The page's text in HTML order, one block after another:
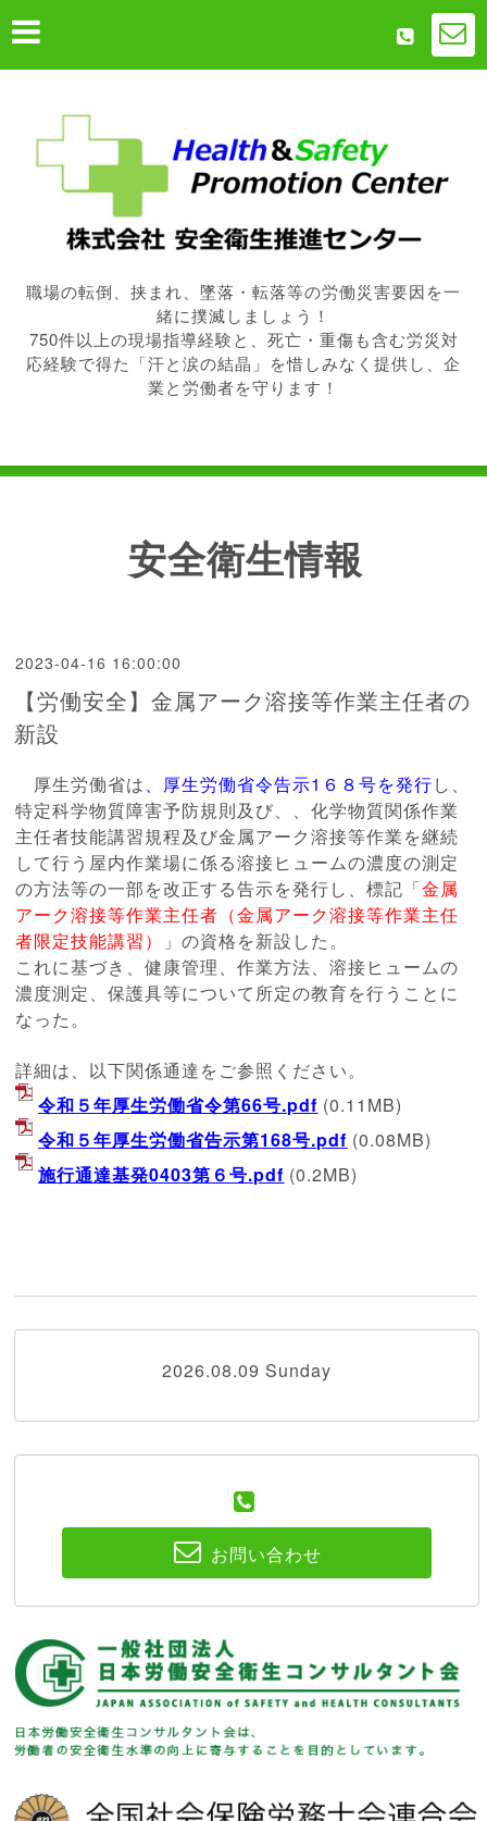
職場の転倒、挟まれ、墜落・転落等の労働災害要因を一
緒に撲滅しましょう！
750件以上の現場指導経験と、死亡・重傷も含む労災対
応経験で得た「汗と涙の結晶」を惜しみなく提供し、企
業と労働者を守ります！
安全衛生情報
2023-04-16 16:00:00
【労働安全】金属アーク溶接等作業主任者の
新設
厚生労働省は、厚生労働省令告示1６８号を発行し、
特定科学物質障害予防規則及び、、化学物質関係作業
主任者技能講習規程及び金属アーク溶接等作業を継続
して行う屋内作業場に係る溶接ヒュームの濃度の測定
の方法等の一部を改正する告示を発行し、標記「金属
アーク溶接等作業主任者（金属アーク溶接等作業主任
者限定技能講習）
」の資格を新設した。
これに基づき、健康管理、作業方法、溶接ヒュームの
濃度測定、保護具等について所定の教育を行うことに
なった。
詳細は、以下関係通達をご参照ください。
令和５年厚生労働省令第66号.pdf (0.11MB)
令和５年厚生労働省告示第168号.pdf (0.08MB)
施行通達基発0403第６号.pdf (0.2MB)
2026.08.09 Sunday
お問い合わせ